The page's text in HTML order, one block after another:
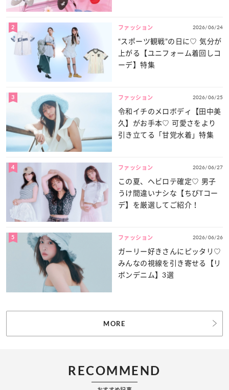
2 ファッション 2026/06/24
“スポーツ観戦”の日に♡ 気分が
上がる【ユニフォーム着回しコ
ーデ】特集
3 ファッション 2026/06/25
令和イチのメロボディ【田中美
久】がお手本♡ 可愛さをより
引き立てる「甘党水着」特集
4 ファッション 2026/06/27
この夏、ヘビロテ確定♡ 男子
うけ間違いナシな【ちびTコー
デ】を厳選してご紹介！
5 ファッション 2026/06/26
ガーリー好きさんにピッタリ♡
みんなの視線を引き寄せる【リ
ボンデニム】3選
MORE
RECOMMEND